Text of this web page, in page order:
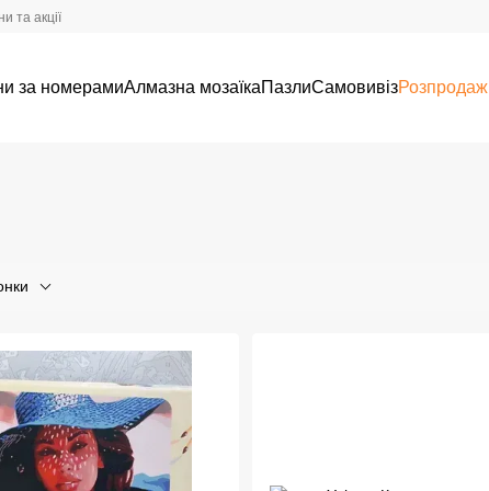
та акції
за номерамиАлмазна мозаїкаПазлиСамовивізРозпродаж